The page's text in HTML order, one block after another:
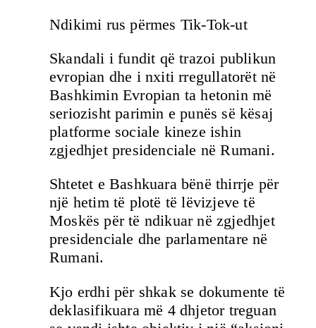
Ndikimi rus përmes Tik-Tok-ut
Skandali i fundit që trazoi publikun
evropian dhe i nxiti rregullatorët në
Bashkimin Evropian ta hetonin më
seriozisht parimin e punës së kësaj
platforme sociale kineze ishin
zgjedhjet presidenciale në Rumani.
Shtetet e Bashkuara bënë thirrje për
një hetim të plotë të lëvizjeve të
Moskës për të ndikuar në zgjedhjet
presidenciale dhe parlamentare në
Rumani.
Kjo erdhi për shkak se dokumente të
deklasifikuara më 4 dhjetor treguan